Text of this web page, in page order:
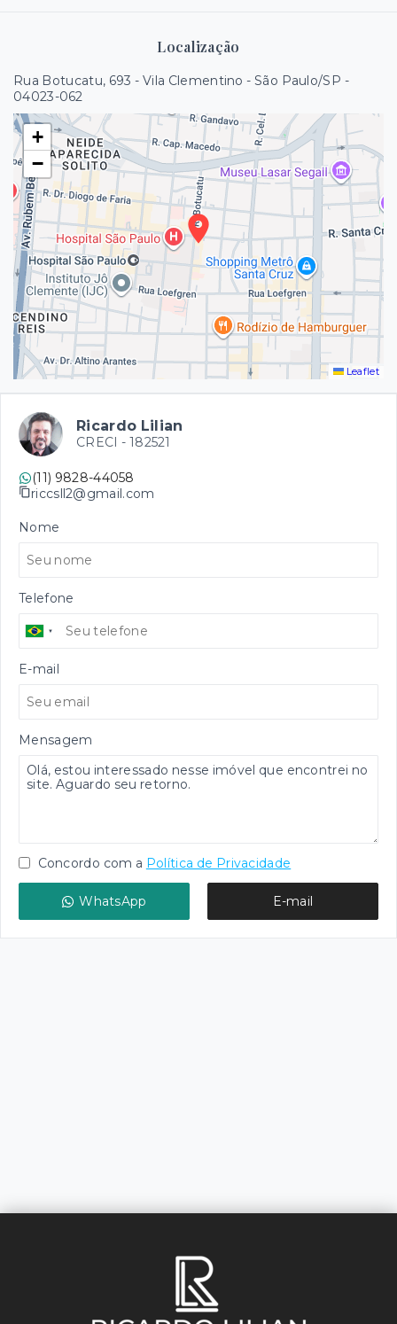
Localização
Rua Botucatu, 693 - Vila Clementino - São Paulo/SP -
04023-062
+
−
Leaflet
Ricardo Lilian
CRECI - 182521
(11) 9828-44058
riccsll2@gmail.com
Nome
Telefone
E-mail
Mensagem
Concordo com a Política de Privacidade
WhatsApp E-mail